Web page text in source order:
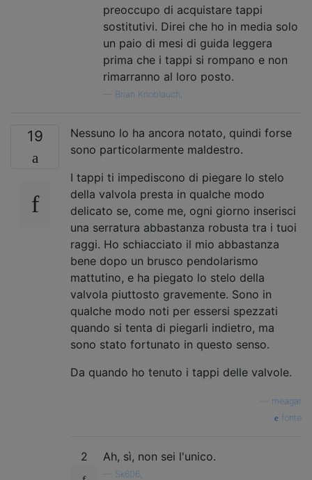
preoccupo di acquistare tappi
sostitutivi. Direi che ho in media solo
un paio di mesi di guida leggera
prima che i tappi si rompano e non
rimarranno al loro posto.
Brian Knoblauch,
19
Nessuno lo ha ancora notato, quindi forse
sono particolarmente maldestro.
I tappi ti impediscono di piegare lo stelo
della valvola presta in qualche modo
delicato se, come me, ogni giorno inserisci
una serratura abbastanza robusta tra i tuoi
raggi. Ho schiacciato il mio abbastanza
bene dopo un brusco pendolarismo
mattutino, e ha piegato lo stelo della
valvola piuttosto gravemente. Sono in
qualche modo noti per essersi spezzati
quando si tenta di piegarli indietro, ma
sono stato fortunato in questo senso.
Da quando ho tenuto i tappi delle valvole.
meagar
fonte
2 Ah, sì, non sei l'unico.
Sk606,